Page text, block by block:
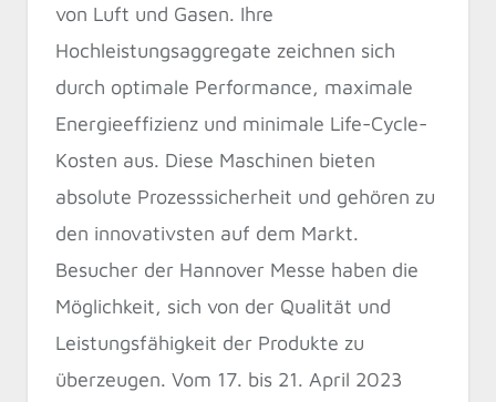
von Luft und Gasen. Ihre
Hochleistungsaggregate zeichnen sich
durch optimale Performance, maximale
Energieeffizienz und minimale Life-Cycle-
Kosten aus. Diese Maschinen bieten
absolute Prozesssicherheit und gehören zu
den innovativsten auf dem Markt.
Besucher der Hannover Messe haben die
Möglichkeit, sich von der Qualität und
Leistungsfähigkeit der Produkte zu
überzeugen. Vom 17. bis 21. April 2023